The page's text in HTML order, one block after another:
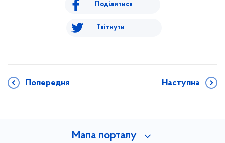
Поділитися
Твітнути
Попередня Наступна
Мапа порталу